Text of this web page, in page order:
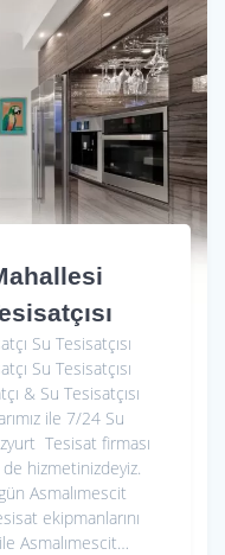
Su Tesisatçısı
Su Tesisatçısı
& Su Tesisatçısı
ile 7/24 Su
Tesisat firması
hizmetinizdeyiz.
Asmalımescit
ekipmanlarını
Asmalımescit…